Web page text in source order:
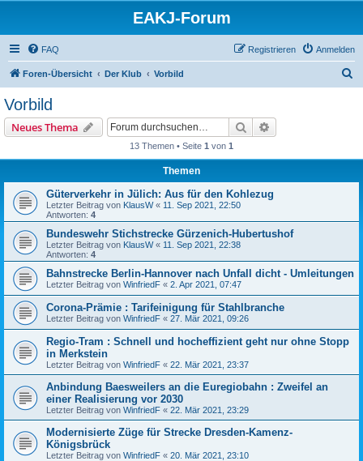
EAKJ-Forum
FAQ Anmelden
Registrieren
Foren-Übersicht Der Klub Vorbild
Vorbild
Neues Thema Suche
13 Themen • Seite 1 von 1
Themen
Güterverkehr in Jülich: Aus für den Kohlezug
Letzter Beitrag von KlausW« 11. Sep 2021, 22:50
Antworten: 4
Bundeswehr Stichstrecke Gürzenich-Hubertushof
Letzter Beitrag von KlausW« 11. Sep 2021, 22:38
Antworten: 4
Bahnstrecke Berlin-Hannover nach Unfall dicht - Umleitungen
Letzter Beitrag von WinfriedF « 2. Apr 2021, 07:47
Corona-Prämie : Tarifeinigung für Stahlbranche
Letzter Beitrag von WinfriedF « 27. Mär 2021, 09:26
Regio-Tram : Schnell und hocheffizient geht nur ohne Stopp
in Merkstein
Letzter Beitrag von WinfriedF « 22. Mär 2021, 23:37
Anbindung Baesweilers an die Euregiobahn : Zweifel an
einer Realisierung vor 2030
Letzter Beitrag von WinfriedF « 22. Mär 2021, 23:29
Modernisierte Züge für Strecke Dresden-Kamenz-
Königsbrück
Letzter Beitrag von WinfriedF « 20. Mär 2021, 23:10